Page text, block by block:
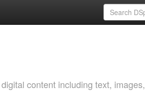
content including text, images,